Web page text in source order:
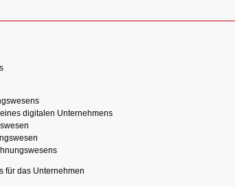
digitalen Unternehmens
für das Unternehmen